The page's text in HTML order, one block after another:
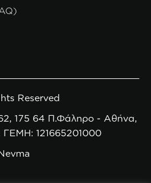
Reserved
175 64 Π.Φάληρο - Αθήνα,
121665201000